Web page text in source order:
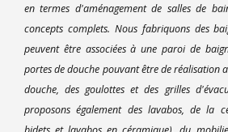
en termes d'aménagement de salles de
concepts complets. Nous fabriquons des
peuvent être associées à une paroi de
portes de douche pouvant être de réalisation
douche, des goulottes et des grilles
proposons également des lavabos, de la